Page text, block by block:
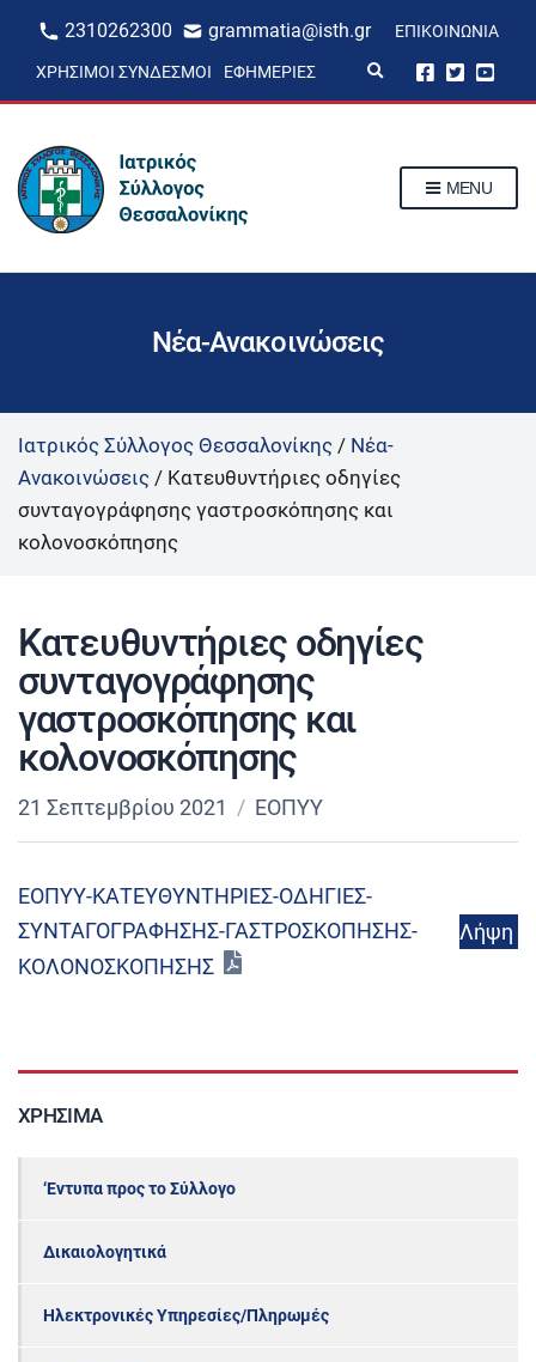
2310262300 grammatia@isth.gr ΕΠΙΚΟΙΝΩΝΊΑ
ΧΡΉΣΙΜΟΙ ΣΎΝΔΕΣΜΟΙ ΕΦΗΜΕΡΊΕΣ
p
m
MENU
Νέα-Ανακοινώσεις
Ιατρικός Σύλλογος Θεσσαλονίκης / Νέα-
Ανακοινώσεις / Κατευθυντήριες οδηγίες
συνταγογράφησης γαστροσκόπησης και
κολονοσκόπησης
Κατευθυντήριες οδηγίες
συνταγογράφησης
γαστροσκόπησης και
κολονοσκόπησης
21 Σεπτεμβρίου 2021 ΕΟΠΥΥ
ΕΟΠΥΥ-ΚΑΤΕΥΘΥΝΤΗΡΙΕΣ-ΟΔΗΓΙΕΣ-
ΣΥΝΤΑΓΟΓΡΑΦΗΣΗΣ-ΓΑΣΤΡΟΣΚΟΠΗΣΗΣ-
ΚΟΛΟΝΟΣΚΟΠΗΣΗΣ
Λήψη
ΧΡΉΣΙΜΑ
‘Εντυπα προς το Σύλλογο
Δικαιολογητικά
Ηλεκτρονικές Υπηρεσίες/Πληρωμές